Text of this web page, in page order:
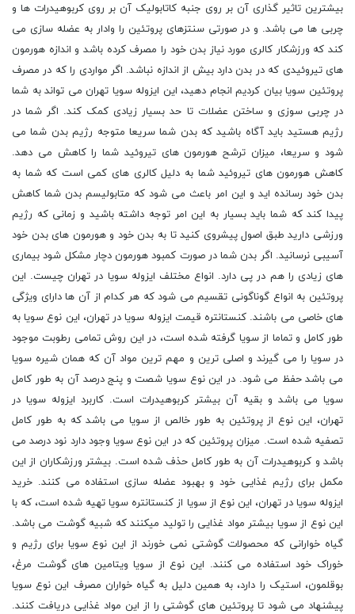
بیشترین تاثیر گذاری آن بر روی جنبه کاتابولیک آن بر روی کربوهیدرات ها و
چربی ها می باشد. و در صورتی سنتزهای پروتئین را وادار به عضله سازی می
کند که ورزشکار کالری مورد نیاز بدن خود را مصرف کرده باشد و اندازه هورمون
های تیروئیدی که در بدن دارد بیش از اندازه نباشد. اگر مواردی را که در مصرف
پروتئین سویا بیان کردیم انجام دهید، این ایزوله سویا تهران می تواند به شما
در چربی سوزی و ساختن عضلات تا حد بسیار زیادی کمک کند. اگر شما در
رژیم هستید باید آگاه باشید که بدن شما سریعا متوجه رژیم بدن شما می
شود و سریعا، میزان ترشح هورمون های تیروئید شما را کاهش می دهد.
کاهش هورمون های تیروئید شما به دلیل کالری های کمی است که شما به
بدن خود رسانده اید و این امر باعث می شود که متابولیسم بدن شما کاهش
پیدا کند که شما باید بسیار به این امر توجه داشته باشید و زمانی که رژیم
ورزشی دارید طبق اصول پیشروی کنید تا به بدن خود و هورمون های بدن خود
آسیبی نرسانید. اگر بدن شما در صورت کمبود هورمون دچار مشکل شود بیماری
های زیادی را هم در پی دارد. انواع مختلف ایزوله سویا در تهران چیست. این
پروتئین به انواع گوناگونی تقسیم می شود که هر کدام از آن ها دارای ویژگی
های خاصی می باشند. کنستانتره قیمت ایزوله سویا در تهران، این نوع سویا به
طور کامل و تماما از سویا گرفته شده است، در این روش تمامی رطوبت موجود
در سویا را می گیرند و اصلی ترین و مهم ترین مواد آن که همان شیره سویا
می باشد حفظ می شود. در این نوع سویا شصت و پنج درصد آن به طور کامل
سویا می باشد و بقیه آن بیشتر کربوهیدرات است. کاربرد ایزوله سویا در
تهران، این نوع از پروتئین به طور خالص از سویا می باشد که به طور کامل
تصفیه شده است. میزان پروتئین که در این نوع سویا وجود دارد نود درصد می
باشد و کربوهیدرات آن به طور کامل حذف شده است. بیشتر ورزشکاران از این
مکمل برای رژیم غذایی خود و بهبود عضله سازی استفاده می کنند. خرید
ایزوله سویا در تهران، این نوع از سویا از کنستانتره سویا تهیه شده است، که با
این نوع از سویا بیشتر مواد غذایی را تولید میکنند که شبیه گوشت می باشد.
گیاه خوارانی که محصولات گوشتی نمی خورند از این نوع سویا برای رژیم و
خوراک خود استفاده می کنند. این نوع از سویا ویتامین های گوشت مرغ،
بوقلمون، استیک را دارد، به همین دلیل به گیاه خواران مصرف این نوع سویا
پیشنهاد می شود تا پروتئین های گوشتی را از این مواد غذایی دریافت کنند.